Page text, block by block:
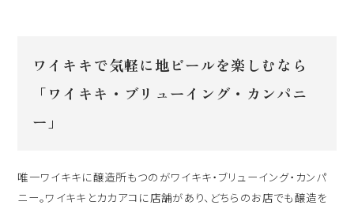
ワイキキで気軽に地ビールを楽しむなら
「ワイキキ・ブリューイング・カンパニ
ー」
唯一ワイキキに醸造所もつのがワイキキ・ブリューイング・カンパ
ニー。ワイキキとカカアコに店舗があり、どちらのお店でも醸造を